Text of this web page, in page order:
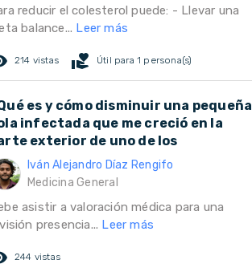
reducir el colesterol puede: - Llevar una
balance... Leer más
214 vistas volunteer_activism Útil para 1 persona(s)
es y cómo disminuir una pequeña
infectada que me creció en la
exterior de uno de los
Iván Alejandro Díaz Rengifo
Medicina General
asistir a valoración médica para una
presencia... Leer más
244 vistas